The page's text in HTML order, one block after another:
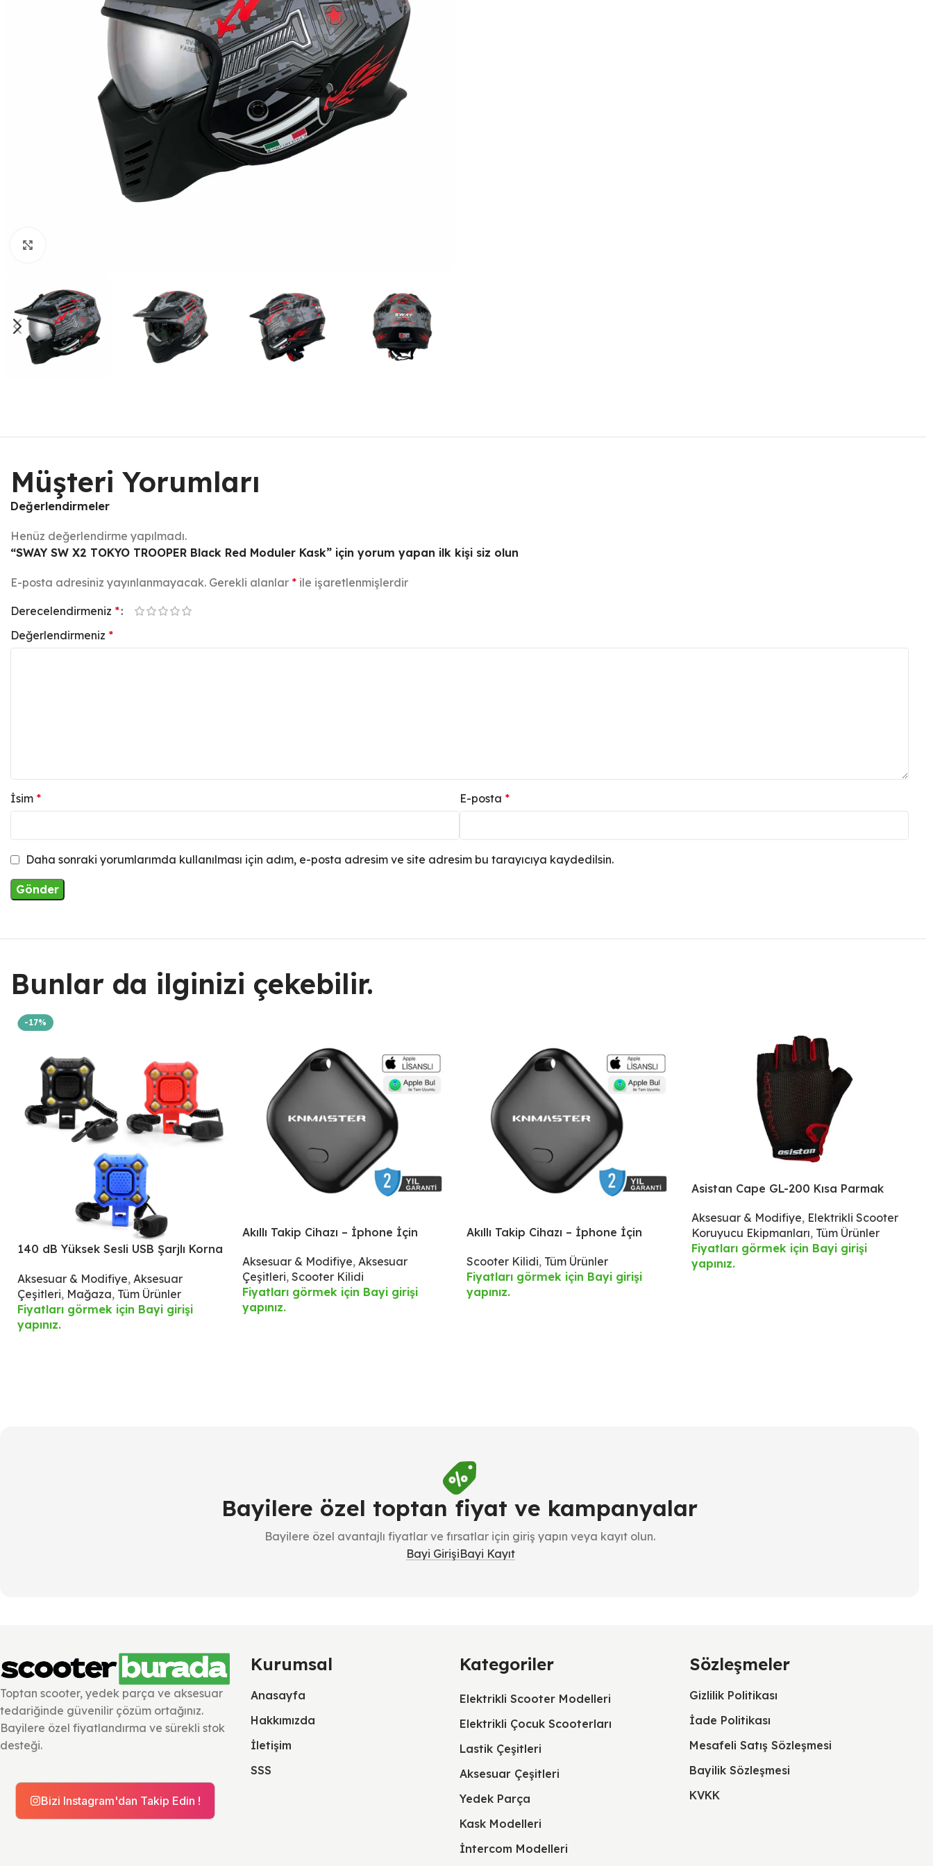
Müşteri Yorumları
Değerlendirmeler
Henüz değerlendirme yapılmadı.
“SWAY SW X2 TOKYO TROOPER Black Red Moduler Kask” için yorum yapan ilk kişi siz olun
E-posta adresiniz yayınlanmayacak. Gerekli alanlar * ile işaretlenmişlerdir
Derecelendirmeniz *
Değerlendirmeniz *
İsim * E-posta *
Daha sonraki yorumlarımda kullanılması için adım, e-posta adresim ve site adresim bu tarayıcıya kaydedilsin.
Bunlar da ilginizi çekebilir.
-17%
140 dB Yüksek Sesli USB Şarjlı Korna
Su Geçirmez
Aksesuar & Modifiye, Aksesuar
Çeşitleri, Mağaza, Tüm Ürünler
Fiyatları görmek için Bayi girişi
yapınız.
Akıllı Takip Cihazı – İphone İçin
Aksesuar & Modifiye, Aksesuar
Çeşitleri, Scooter Kilidi
Fiyatları görmek için Bayi girişi
yapınız.
Akıllı Takip Cihazı – İphone İçin
Scooter Kilidi, Tüm Ürünler
Fiyatları görmek için Bayi girişi
yapınız.
Asistan Cape GL-200 Kısa Parmak
Aksesuar & Modifiye, Elektrikli Scooter
Koruyucu Ekipmanları, Tüm Ürünler
Fiyatları görmek için Bayi girişi
yapınız.
Bayilere özel toptan fiyat ve kampanyalar
Bayilere özel avantajlı fiyatlar ve fırsatlar için giriş yapın veya kayıt olun.
Bayi GirişiBayi Kayıt
Toptan scooter, yedek parça ve aksesuar
tedariğinde güvenilir çözüm ortağınız.
Bayilere özel fiyatlandırma ve sürekli stok
desteği.
Bizi Instagram'dan Takip Edin !
Kurumsal
Anasayfa
Hakkımızda
İletişim
SSS
Kategoriler
Elektrikli Scooter Modelleri
Elektrikli Çocuk Scooterları
Lastik Çeşitleri
Aksesuar Çeşitleri
Yedek Parça
Kask Modelleri
İntercom Modelleri
Sözleşmeler
Gizlilik Politikası
İade Politikası
Mesafeli Satış Sözleşmesi
Bayilik Sözleşmesi
KVKK